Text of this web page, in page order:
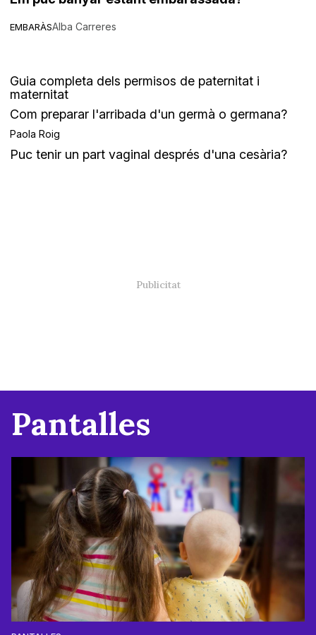
EMBARÀSAlba Carreres
Guia completa dels permisos de paternitat i
maternitat
Com preparar l'arribada d'un germà o germana?
Paola Roig
Puc tenir un part vaginal després d'una cesària?
Pantalles